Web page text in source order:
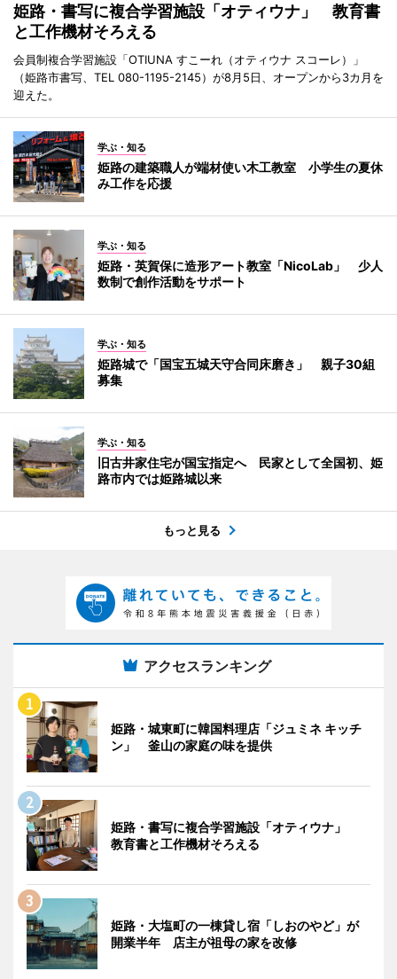
姫路・書写に複合学習施設「オティウナ」 教育書
と工作機材そろえる
会員制複合学習施設「OTIUNA すこーれ（オティウナ スコーレ）」
（姫路市書写、TEL 080-1195-2145）が8月5日、オープンから3カ月を
迎えた。
学ぶ・知る
姫路の建築職人が端材使い木工教室 小学生の夏休
み工作を応援
学ぶ・知る
姫路・英賀保に造形アート教室「NicoLab」 少人
数制で創作活動をサポート
学ぶ・知る
姫路城で「国宝五城天守合同床磨き」 親子30組
募集
学ぶ・知る
旧古井家住宅が国宝指定へ 民家として全国初、姫
路市内では姫路城以来
もっと見る
アクセスランキング
姫路・城東町に韓国料理店「ジュミネ キッチ
ン」 釜山の家庭の味を提供
姫路・書写に複合学習施設「オティウナ」
教育書と工作機材そろえる
姫路・大塩町の一棟貸し宿「しおのやど」が
開業半年 店主が祖母の家を改修